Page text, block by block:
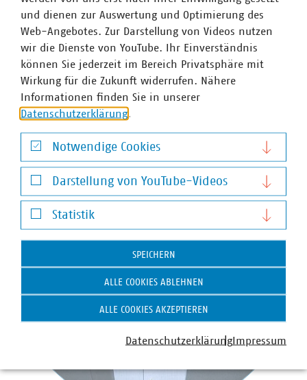
Christine Schulze-Grotkopp
Geschäftsführerin Abteilung Kommunikation und
Public Affairs
+49 170 8580-221
schulze-grotkopp(at)vku(dot)de
und dienen zur Auswertung und Optimierung des
Web-Angebotes. Zur Darstellung von Videos nutzen
wir die Dienste von YouTube. Ihr Einverständnis
können Sie jederzeit im Bereich Privatsphäre mit
Wirkung für die Zukunft widerrufen. Nähere
Informationen finden Sie in unserer
Datenschutzerklärung.
Notwendige Cookies
Notwendige Cookies
Darstellung von YouTube-Videos
Darstellung von YouTube-Videos
Statistik
Statistik
SPEICHERN
ALLE COOKIES ABLEHNEN
ALLE COOKIES AKZEPTIEREN
DatenschutzerklärungImpressum